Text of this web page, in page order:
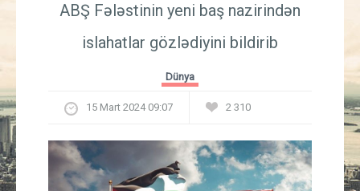
İqtisadiyyat
Güney Azərbaycan
Mədəniyyət
ABŞ Fələstinin yeni baş nazirindən
islahatlar gözlədiyini bildirib
Dünya
15 Mart 2024 09:07 2 310